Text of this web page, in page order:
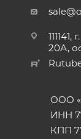
20А,
ООО
ИНН
КПП